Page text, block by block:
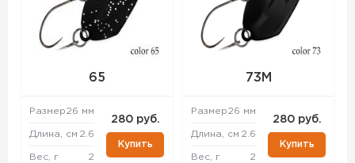
65
Размер26 мм
Длина, см 2.6
Вес, г 2
280 руб.
Купить
73M
Размер26 мм
Длина, см 2.6
Вес, г 2
280 руб.
Купить